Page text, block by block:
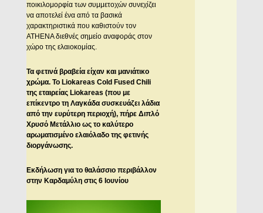
ποικιλομορφία των συμμετοχών συνεχίζει
να αποτελεί ένα από τα βασικά
χαρακτηριστικά που καθιστούν τον
ATHENA διεθνές σημείο αναφοράς στον
χώρο της ελαιοκομίας.
Τα φετινά βραβεία είχαν και μανιάτικο
χρώμα. Το Liokareas Cold Fused Chili
της εταιρείας Liokareas (που με
επίκεντρο τη Λαγκάδα συσκευάζει λάδια
από την ευρύτερη περιοχή), πήρε Διπλό
Χρυσό Μετάλλιο ως το καλύτερο
αρωματισμένο ελαιόλαδο της φετινής
διοργάνωσης.
Εκδήλωση για το θαλάσσιο περιβάλλον
στην Καρδαμύλη στις 6 Ιουνίου